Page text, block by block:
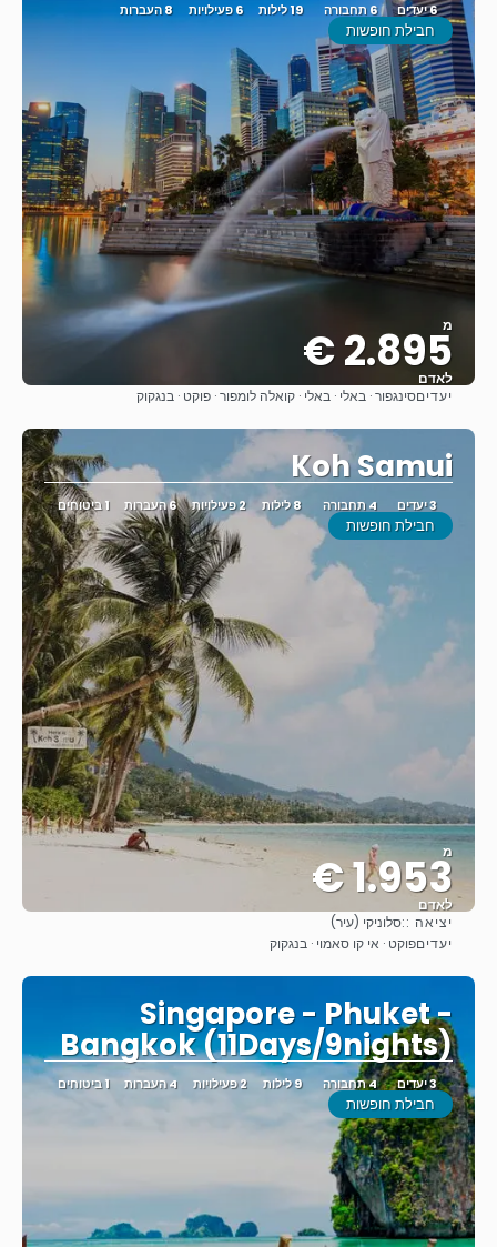
6 יעדים 6 תחבורה 19 לילות 6 פעילויות 8 העברות
חבילת חופשות
מ
2.895 €
לאדם
ראה
יעדיםסינגפור · באלי · באלי · קואלה לומפור · פוקט · בנגקוק
Koh Samui
3 יעדים 4 תחבורה 8 לילות 2 פעילויות 6 העברות 1 ביטוחים
חבילת חופשות
מ
1.953 €
לאדם
יציאה ::סלוניקי (עיר)
יעדיםפוקט · אי קו סאמוי · בנגקוק
Singapore - Phuket -
Bangkok (11Days/9nights)
3 יעדים 4 תחבורה 9 לילות 2 פעילויות 4 העברות 1 ביטוחים
חבילת חופשות